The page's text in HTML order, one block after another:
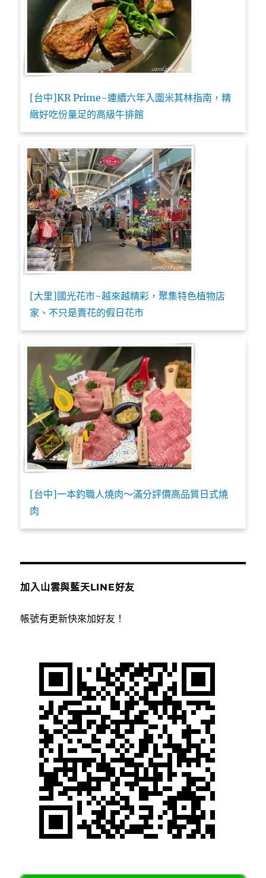
[台中]KR Prime~連續六年入圍米其林指南，精
緻好吃份量足的高級牛排館
[大里]國光花市~越來越精彩，聚集特色植物店
家、不只是賣花的假日花市
[台中]一本釣職人燒肉～滿分評價高品質日式燒
肉
加入山雲與藍天LINE好友
帳號有更新快來加好友！